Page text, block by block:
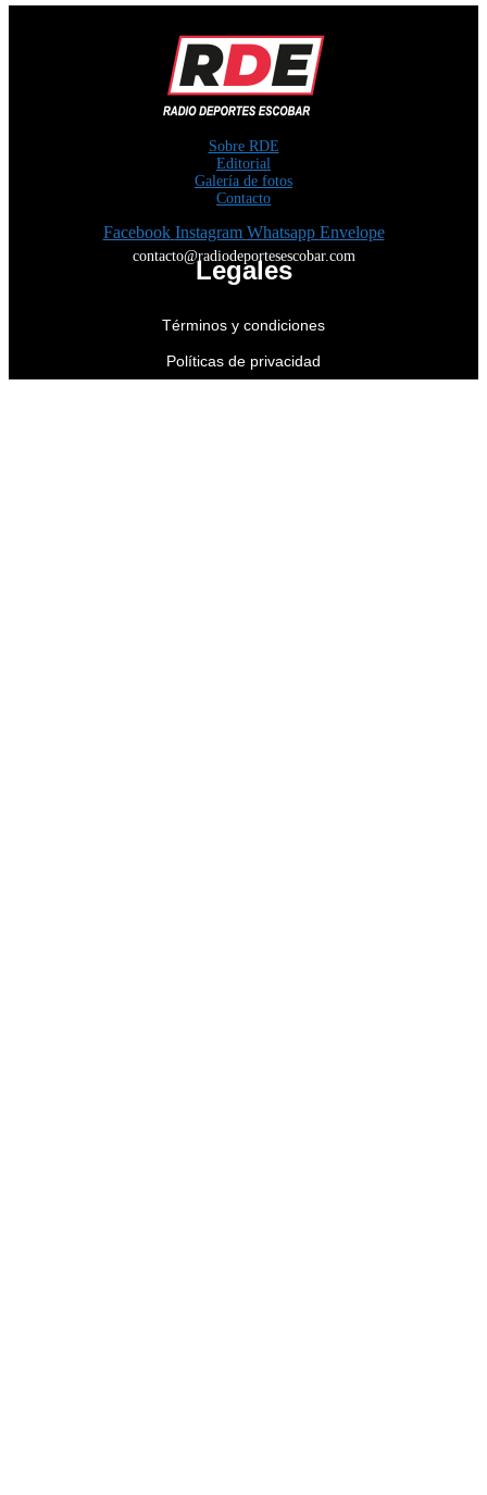
Sobre RDE
Editorial
Galería de fotos
Contacto
Facebook Instagram Whatsapp Envelope
contacto@radiodeportesescobar.com
Legales
Términos y condiciones
Políticas de privacidad